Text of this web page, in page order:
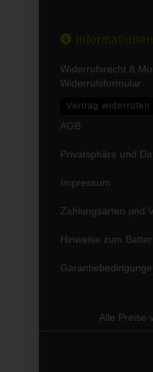
Informationen
Widerrufsrecht &
Widerrufsformular
Vertrag widerrufen
AGB
Privatsphäre und
Impressum
Zahlungsarten und
Hinweise zum
Alle Preise